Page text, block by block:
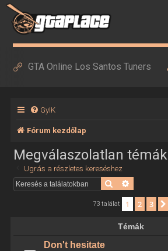
GTA Online Los Santos Tuners
GyIK
Fórum kezdőlap
Megválaszolatlan témák
Ugrás a részletes kereséshez
Keresés
73 találat 1 2 3
Témák
Don't hesitate